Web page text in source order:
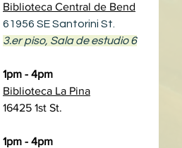
Biblioteca Central de Bend
61956 SE Santorini St.
3.er piso, Sala de estudio 6
1pm - 4pm
Biblioteca La Pina
16425 1st St.
1pm - 4pm